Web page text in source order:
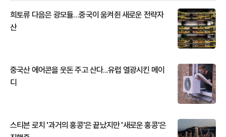
희토류 다음은 광모듈…중국이 움켜쥔 새로운 전략자
산
중국산 에어콘을 웃돈 주고 산다...유럽 열광시킨 메이
디
스티븐 로치 '과거의 홍콩'은 끝났지만 '새로운 홍콩'은